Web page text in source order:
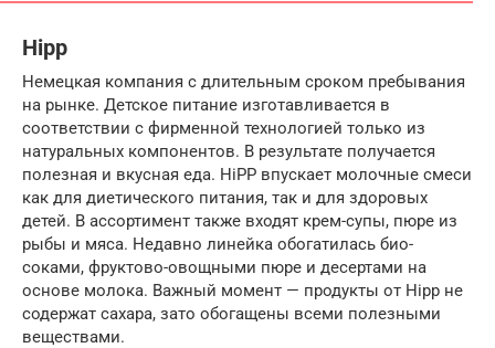
Hipp
Немецкая компания с длительным сроком пребывания
на рынке. Детское питание изготавливается в
соответствии с фирменной технологией только из
натуральных компонентов. В результате получается
полезная и вкусная еда. HiPP впускает молочные смеси
как для диетического питания, так и для здоровых
детей. В ассортимент также входят крем-супы, пюре из
рыбы и мяса. Недавно линейка обогатилась био-
соками, фруктово-овощными пюре и десертами на
основе молока. Важный момент — продукты от Hipp не
содержат сахара, зато обогащены всеми полезными
веществами.